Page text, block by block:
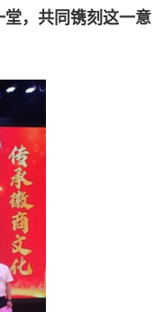
，共同镌刻这一意